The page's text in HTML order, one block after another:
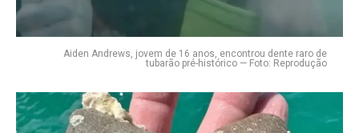
Aiden Andrews, jovem de 16 anos, encontrou dente raro de
tubarão pré-histórico — Foto: Reprodução